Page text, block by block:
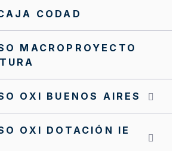
SC0178 FFIE 2025
SC0175 FFIE 2025
SC0170 FFIE 2025
CODAD
MACROPROYECTO
OXI BUENOS AIRES
OXI DOTACIÓN IE